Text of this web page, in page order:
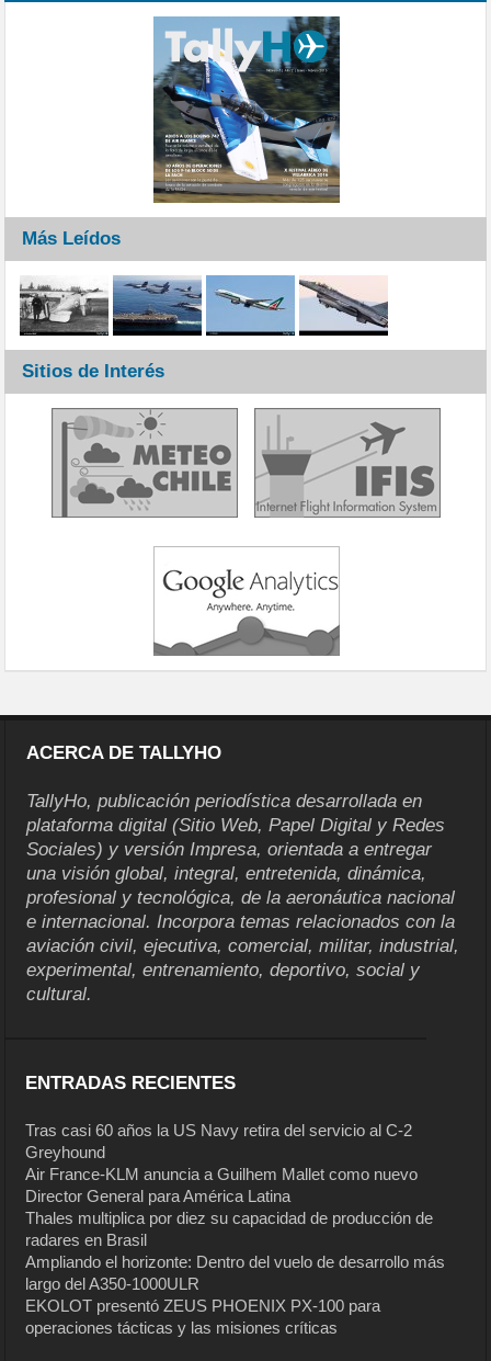
Más Leídos
Sitios de Interés
ACERCA DE TALLYHO
TallyHo, publicación periodística desarrollada en
plataforma digital (Sitio Web, Papel Digital y Redes
Sociales) y versión Impresa, orientada a entregar
una visión global, integral, entretenida, dinámica,
profesional y tecnológica, de la aeronáutica nacional
e internacional. Incorpora temas relacionados con la
aviación civil, ejecutiva, comercial, militar, industrial,
experimental, entrenamiento, deportivo, social y
cultural.
ENTRADAS RECIENTES
Tras casi 60 años la US Navy retira del servicio al C-2
Greyhound
Air France-KLM anuncia a Guilhem Mallet como nuevo
Director General para América Latina
Thales multiplica por diez su capacidad de producción de
radares en Brasil
Ampliando el horizonte: Dentro del vuelo de desarrollo más
largo del A350-1000ULR
EKOLOT presentó ZEUS PHOENIX PX-100 para
operaciones tácticas y las misiones críticas